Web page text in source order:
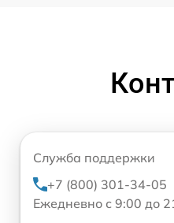
Служба поддержки
+7 (800) 301-34-05
Ежедневно с 9:00 до